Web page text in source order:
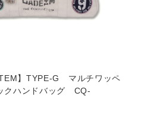
】TYPE-G マルチワッペ
クハンドバッグ CQ-